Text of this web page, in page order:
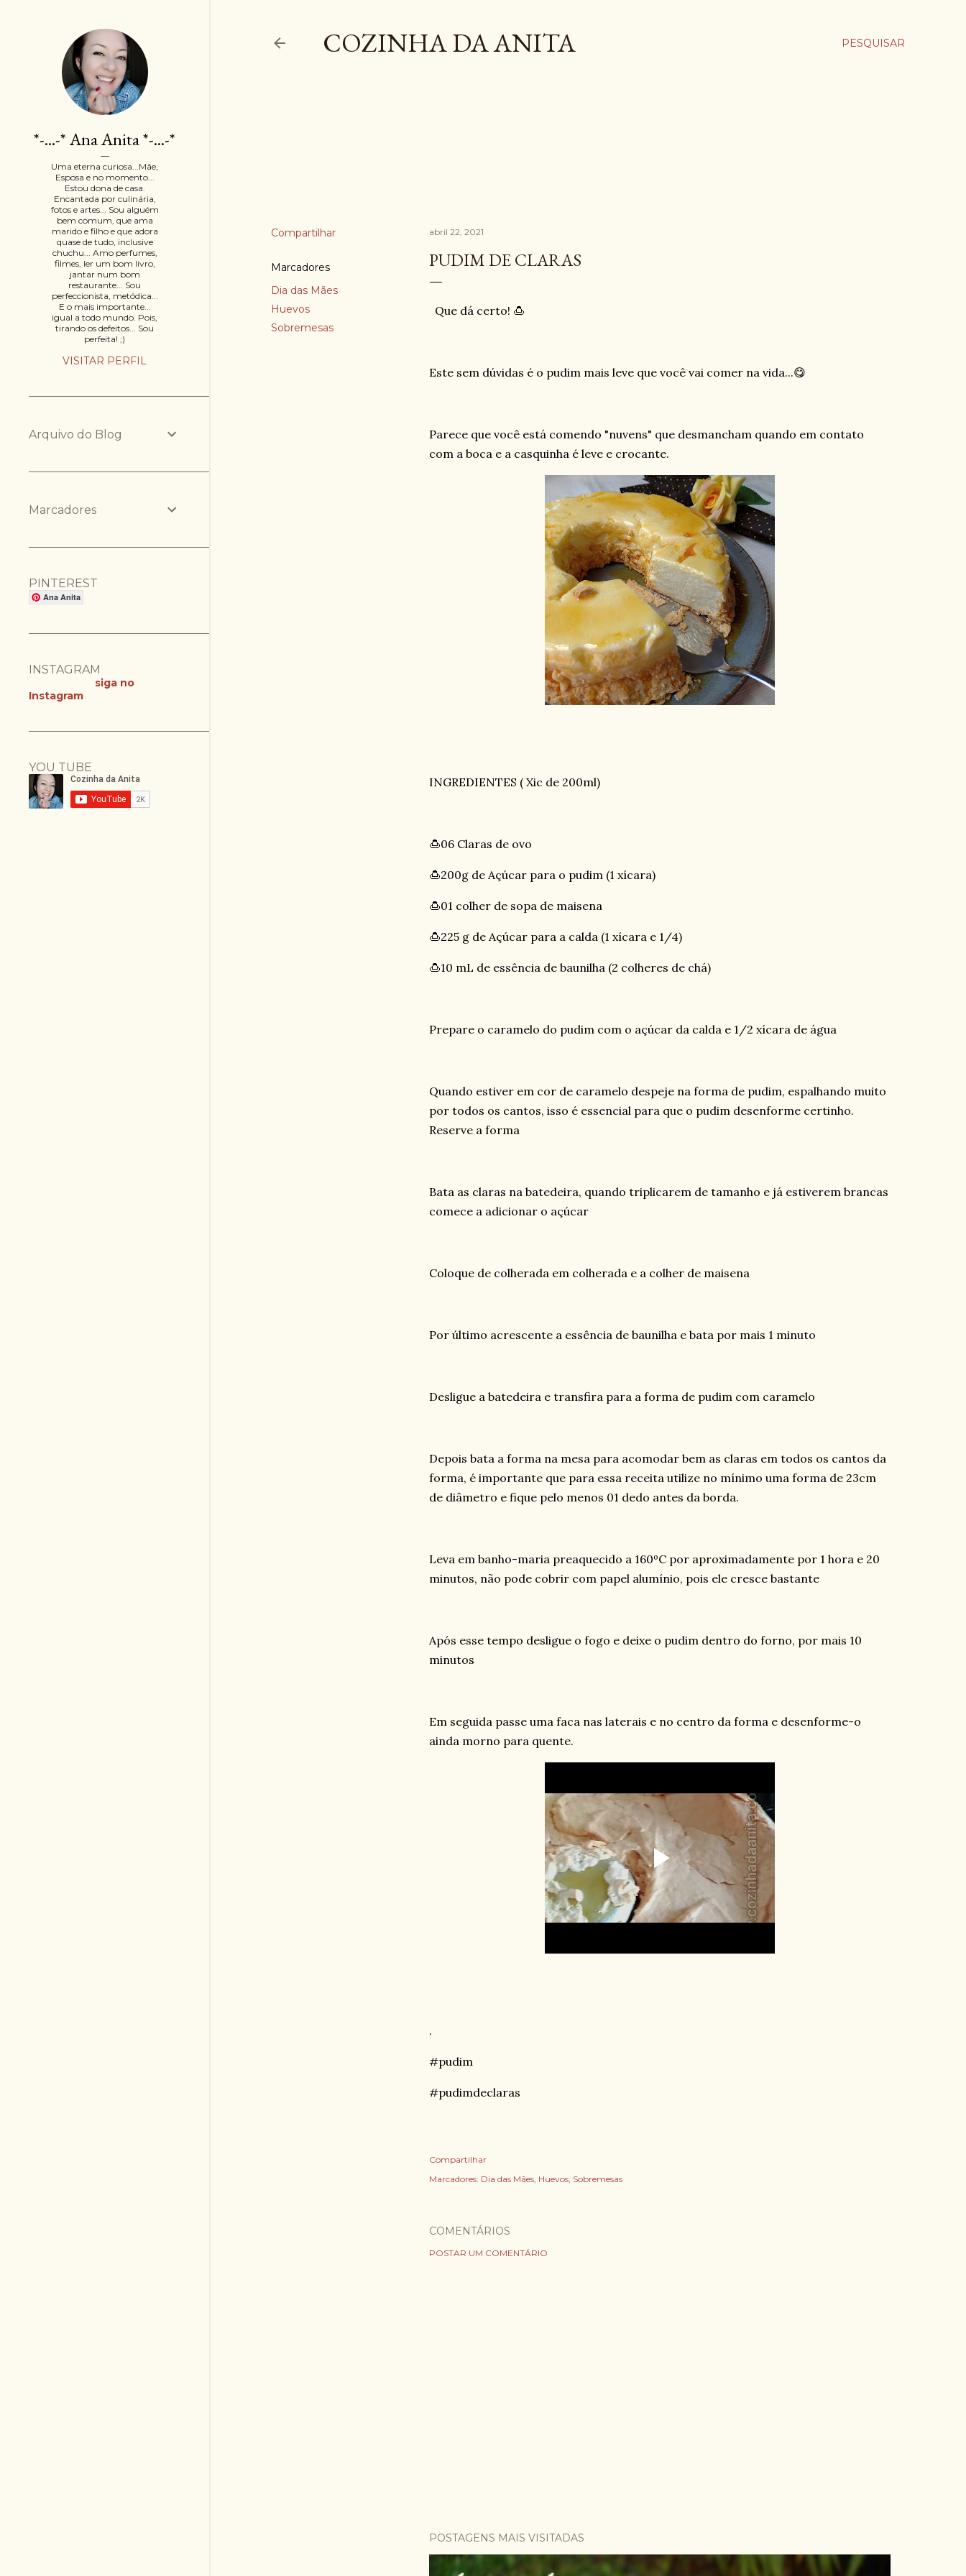
PESQUISAR
COZINHA DA ANITA
Compartilhar
Marcadores
Dia das Mães
Huevos
Sobremesas
abril 22, 2021
PUDIM DE CLARAS
Que dá certo! 🍮
Este sem dúvidas é o pudim mais leve que você vai comer na vida...😋
Parece que você está comendo "nuvens" que desmancham quando em contato
com a boca e a casquinha é leve e crocante.
INGREDIENTES ( Xic de 200ml)
🍮06 Claras de ovo
🍮200g de Açúcar para o pudim (1 xícara)
🍮01 colher de sopa de maisena
🍮225 g de Açúcar para a calda (1 xícara e 1/4)
🍮10 mL de essência de baunilha (2 colheres de chá)
Prepare o caramelo do pudim com o açúcar da calda e 1/2 xícara de água
Quando estiver em cor de caramelo despeje na forma de pudim, espalhando muito
por todos os cantos, isso é essencial para que o pudim desenforme certinho.
Reserve a forma
Bata as claras na batedeira, quando triplicarem de tamanho e já estiverem brancas
comece a adicionar o açúcar
Coloque de colherada em colherada e a colher de maisena
Por último acrescente a essência de baunilha e bata por mais 1 minuto
Desligue a batedeira e transfira para a forma de pudim com caramelo
Depois bata a forma na mesa para acomodar bem as claras em todos os cantos da
forma, é importante que para essa receita utilize no mínimo uma forma de 23cm
de diâmetro e fique pelo menos 01 dedo antes da borda.
Leva em banho-maria preaquecido a 160ºC por aproximadamente por 1 hora e 20
minutos, não pode cobrir com papel alumínio, pois ele cresce bastante
Após esse tempo desligue o fogo e deixe o pudim dentro do forno, por mais 10
minutos
Em seguida passe uma faca nas laterais e no centro da forma e desenforme-o
ainda morno para quente.
.
#pudim
#pudimdeclaras
Compartilhar
Marcadores: Dia das Mães Huevos Sobremesas
COMENTÁRIOS
POSTAR UM COMENTÁRIO
POSTAGENS MAIS VISITADAS
*-...-* Ana Anita *-...-*
Uma eterna curiosa...Mãe,
Esposa e no momento...
Estou dona de casa.
Encantada por culinária,
fotos e artes... Sou alguém
bem comum, que ama
marido e filho e que adora
quase de tudo, inclusive
chuchu... Amo perfumes,
filmes, ler um bom livro,
jantar num bom
restaurante... Sou
perfeccionista, metódica...
E o mais importante...
igual a todo mundo. Pois,
tirando os defeitos... Sou
perfeita! ;)
VISITAR PERFIL
Arquivo do Blog
Marcadores
PINTEREST
Ana Anita
INSTAGRAM
siga no
Instagram
YOU TUBE